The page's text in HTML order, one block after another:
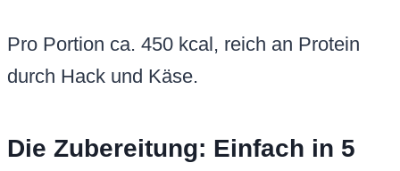
Pro Portion ca. 450 kcal, reich an Protein
durch Hack und Käse.
Die Zubereitung: Einfach in 5